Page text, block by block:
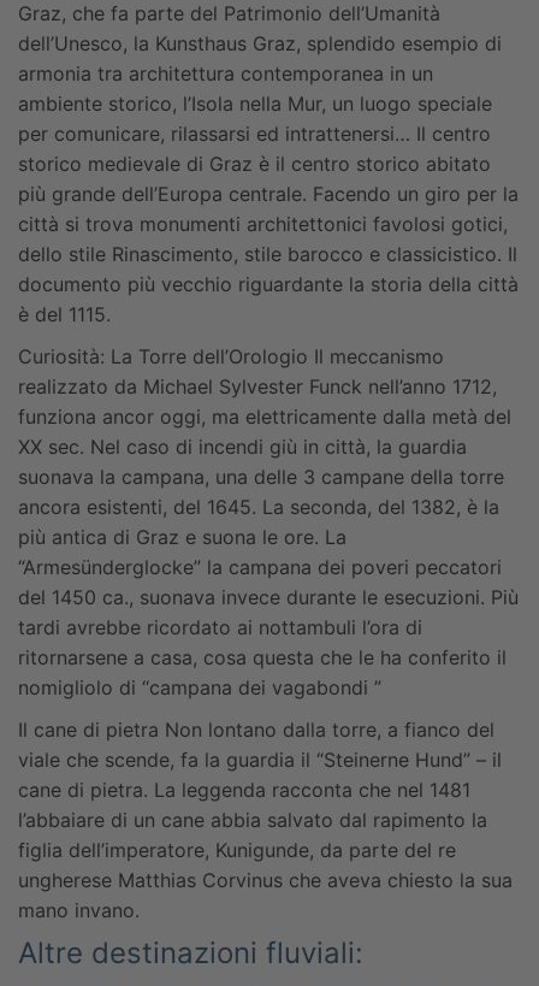
Graz, che fa parte del Patrimonio dell’Umanità
dell’Unesco, la Kunsthaus Graz, splendido esempio di
armonia tra architettura contemporanea in un
ambiente storico, l’Isola nella Mur, un luogo speciale
per comunicare, rilassarsi ed intrattenersi… Il centro
storico medievale di Graz è il centro storico abitato
più grande dell’Europa centrale. Facendo un giro per la
città si trova monumenti architettonici favolosi gotici,
dello stile Rinascimento, stile barocco e classicistico. Il
documento più vecchio riguardante la storia della città
è del 1115.
Curiosità: La Torre dell’Orologio Il meccanismo
realizzato da Michael Sylvester Funck nell’anno 1712,
funziona ancor oggi, ma elettricamente dalla metà del
XX sec. Nel caso di incendi giù in città, la guardia
suonava la campana, una delle 3 campane della torre
ancora esistenti, del 1645. La seconda, del 1382, è la
più antica di Graz e suona le ore. La
“Armesünderglocke” la campana dei poveri peccatori
del 1450 ca., suonava invece durante le esecuzioni. Più
tardi avrebbe ricordato ai nottambuli l’ora di
ritornarsene a casa, cosa questa che le ha conferito il
nomigliolo di “campana dei vagabondi ”
Il cane di pietra Non lontano dalla torre, a fianco del
viale che scende, fa la guardia il “Steinerne Hund” – il
cane di pietra. La leggenda racconta che nel 1481
l’abbaiare di un cane abbia salvato dal rapimento la
figlia dell’imperatore, Kunigunde, da parte del re
ungherese Matthias Corvinus che aveva chiesto la sua
mano invano.
Altre destinazioni fluviali: